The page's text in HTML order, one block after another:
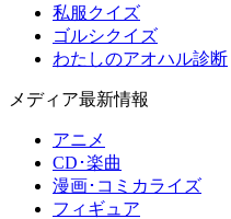
私服クイズ
ゴルシクイズ
わたしのアオハル診断
メディア最新情報
アニメ
CD･楽曲
漫画･コミカライズ
フィギュア